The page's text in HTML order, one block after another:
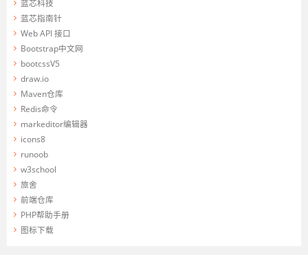
蓝芯科技
蓝芯指南针
Web API 接口
Bootstrap中文网
bootcssV5
draw.io
Maven仓库
Redis命令
markeditor编辑器
icons8
runoob
w3school
旅舍
前端仓库
PHP帮助手册
图标下载